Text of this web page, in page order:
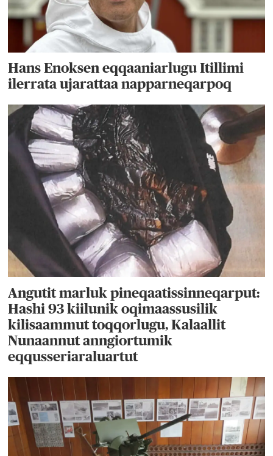
Hans Enoksen eqqaaniarlugu Itillimi
ilerrata ujarattaa napparneqarpoq
Angutit marluk pineqaatissinneqarput:
Hashi 93 kiilunik oqimaassusilik
kilisaammut toqqorlugu, Kalaallit
Nunaannut anngiortumik
eqqusseriaraluartut